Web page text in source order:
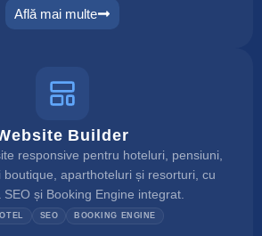
Află mai multe
booking engine
Builder
responsive pentru hoteluri, pensiuni,
boutique, aparthoteluri și resorturi, cu
și Booking Engine integrat.
SEO BOOKING ENGINE